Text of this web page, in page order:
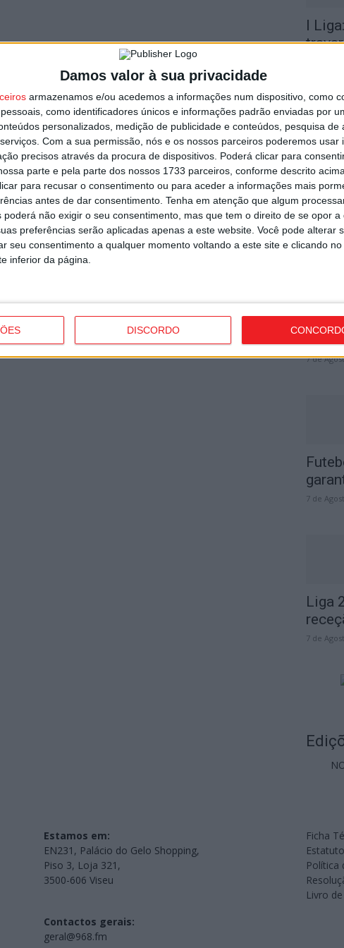
Damos valor à sua privacidade
armazenamos e/ou acedemos a informações num dispositivo, como
como identificadores únicos e informações padrão enviadas por
personalizados, medição de publicidade e conteúdos, pesquisa de
Com a sua permissão, nós e os nossos parceiros poderemos usar
precisos através da procura de dispositivos. Poderá clicar para
parte e pela parte dos nossos 1733 parceiros, conforme descrito
para recusar o consentimento ou para aceder a informações mais
antes de dar consentimento. Tenha em atenção que algum
poderá não exigir o seu consentimento, mas que tem o direito de se opor a
preferências serão aplicadas apenas a este website. Você pode alterar
seu consentimento a qualquer momento voltando a este site e clicando
inferior da página.
DISCORDO
I
de
7 de
Sá
7 de
7 de
Liga
7 de
Estamos em:
EN231, Palácio do Gelo Shopping,
Piso 3, Loja 321,
3500-606 Viseu
Contactos gerais:
geral@968.fm
Ficha
Política
Livro